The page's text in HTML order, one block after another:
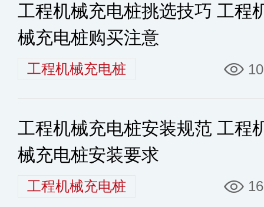
工程机械充电桩挑选技巧 工程
械充电桩购买注意
工程机械充电桩
工程机械充电桩安装规范 工程
械充电桩安装要求
工程机械充电桩